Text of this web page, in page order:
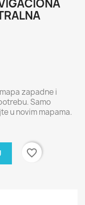
zapadne i
Samo
u novim mapama.
favorite_border